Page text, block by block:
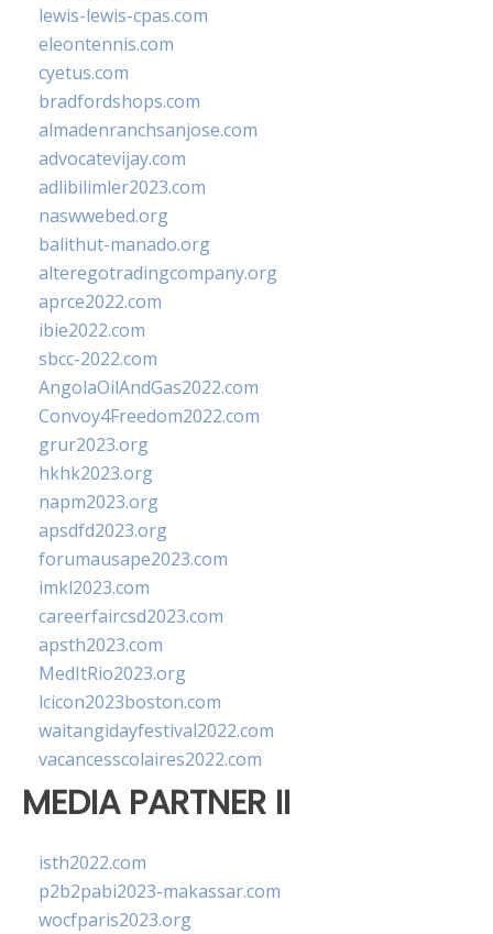
lewis-lewis-cpas.com
eleontennis.com
cyetus.com
bradfordshops.com
almadenranchsanjose.com
advocatevijay.com
adlibilimler2023.com
naswwebed.org
balithut-manado.org
alteregotradingcompany.org
aprce2022.com
ibie2022.com
sbcc-2022.com
AngolaOilAndGas2022.com
Convoy4Freedom2022.com
grur2023.org
hkhk2023.org
napm2023.org
apsdfd2023.org
forumausape2023.com
imkl2023.com
careerfaircsd2023.com
apsth2023.com
MedItRio2023.org
lcicon2023boston.com
waitangidayfestival2022.com
vacancesscolaires2022.com
MEDIA PARTNER II
isth2022.com
p2b2pabi2023-makassar.com
wocfparis2023.org